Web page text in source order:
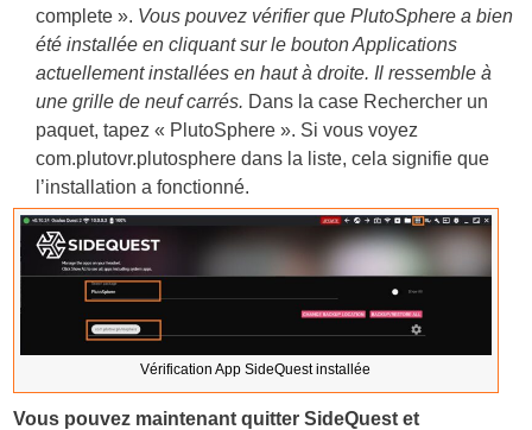
complete ». Vous pouvez vérifier que PlutoSphere a bien
été installée en cliquant sur le bouton Applications
actuellement installées en haut à droite. Il ressemble à
une grille de neuf carrés. Dans la case Rechercher un
paquet, tapez « PlutoSphere ». Si vous voyez
com.plutovr.plutosphere dans la liste, cela signifie que
l’installation a fonctionné.
Vérification App SideQuest installée
Vous pouvez maintenant quitter SideQuest et